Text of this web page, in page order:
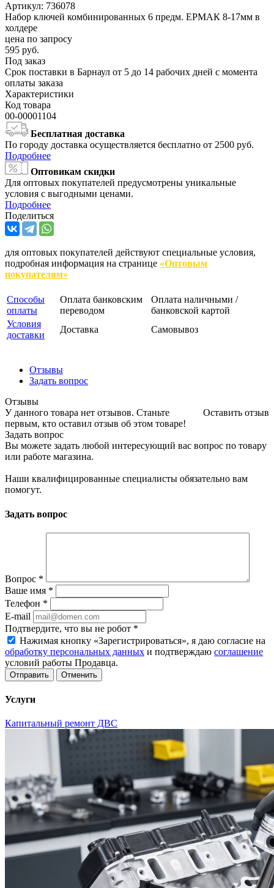
Артикул: 736078
Набор ключей комбинированных 6 предм. ЕРМАК 8-17мм в
холдере
цена по запросу
595 руб.
Под заказ
Срок поставки в Барнаул от 5 до 14 рабочих дней с момента
оплаты заказа
Характеристики
Код товара
00-00001104
Бесплатная доставка
По городу доставка осуществляется бесплатно от 2500 руб.
Подробнее
Оптовикам скидки
Для оптовых покупателей предусмотрены уникальные
условия с выгодными ценами.
Подробнее
Поделиться
для оптовых покупателей действуют специальные условия,
подробная информация на странице «Оптовым
покупателям»
Способы
оплаты
Оплата банковским
переводом
Оплата наличными /
банковской картой
Условия
доставки
Доставка Самовывоз
Отзывы
Задать вопрос
Отзывы
Оставить отзыв
У данного товара нет отзывов. Станьте
первым, кто оставил отзыв об этом товаре!
Задать вопрос
Вы можете задать любой интересующий вас вопрос по товару
или работе магазина.
Наши квалифицированные специалисты обязательно вам
помогут.
Задать вопрос
Вопрос *
Ваше имя *
Телефон *
E-mail
Подтвердите, что вы не робот *
Нажимая кнопку «Зарегистрироваться», я даю согласие на
обработку персональных данных и подтверждаю соглашение
условий работы Продавца.
Отменить
Услуги
Капитальный ремонт ДВС